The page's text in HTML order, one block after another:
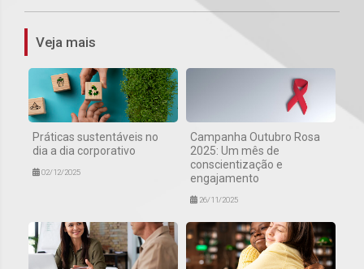
Veja mais
Práticas sustentáveis no
dia a dia corporativo
02/12/2025
Campanha Outubro Rosa
2025: Um mês de
conscientização e
engajamento
26/11/2025